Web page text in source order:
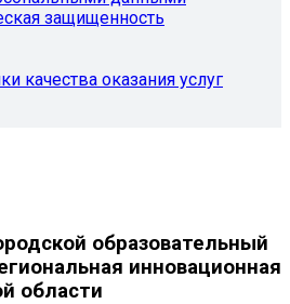
защищенность
качества оказания услуг
образовательный
инновационная
области